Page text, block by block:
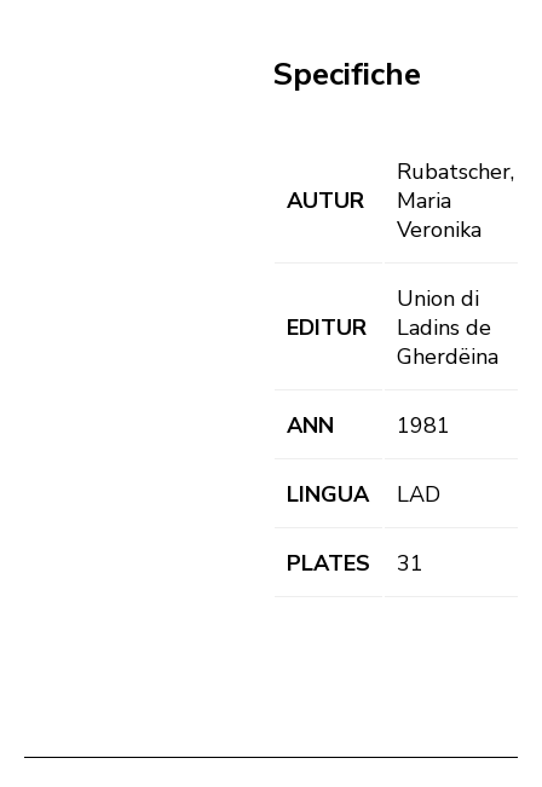
Specifiche
AUTUR
Rubatscher,
Maria
Veronika
EDITUR
Union di
Ladins de
Gherdëina
ANN 1981
LINGUA LAD
PLATES 31